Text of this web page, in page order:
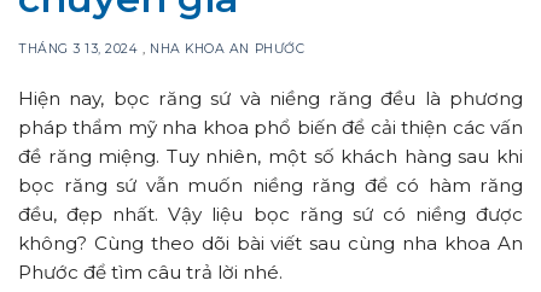
THÁNG 3 13, 2024 , NHA KHOA AN PHƯỚC
Hiện nay, bọc răng sứ và niềng răng đều là phương
pháp thẩm mỹ nha khoa phổ biến để cải thiện các vấn
đề răng miệng. Tuy nhiên, một số khách hàng sau khi
bọc răng sứ vẫn muốn niềng răng để có hàm răng
đều, đẹp nhất. Vậy liệu bọc răng sứ có niềng được
không? Cùng theo dõi bài viết sau cùng nha khoa An
Phước để tìm câu trả lời nhé.